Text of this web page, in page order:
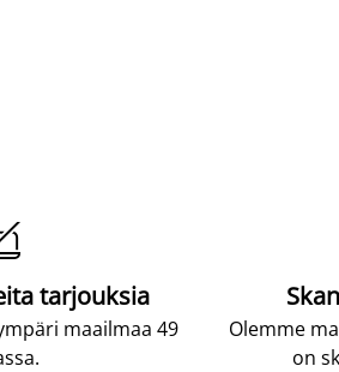
tarjouksia
maailmaa 49
Olemme
on